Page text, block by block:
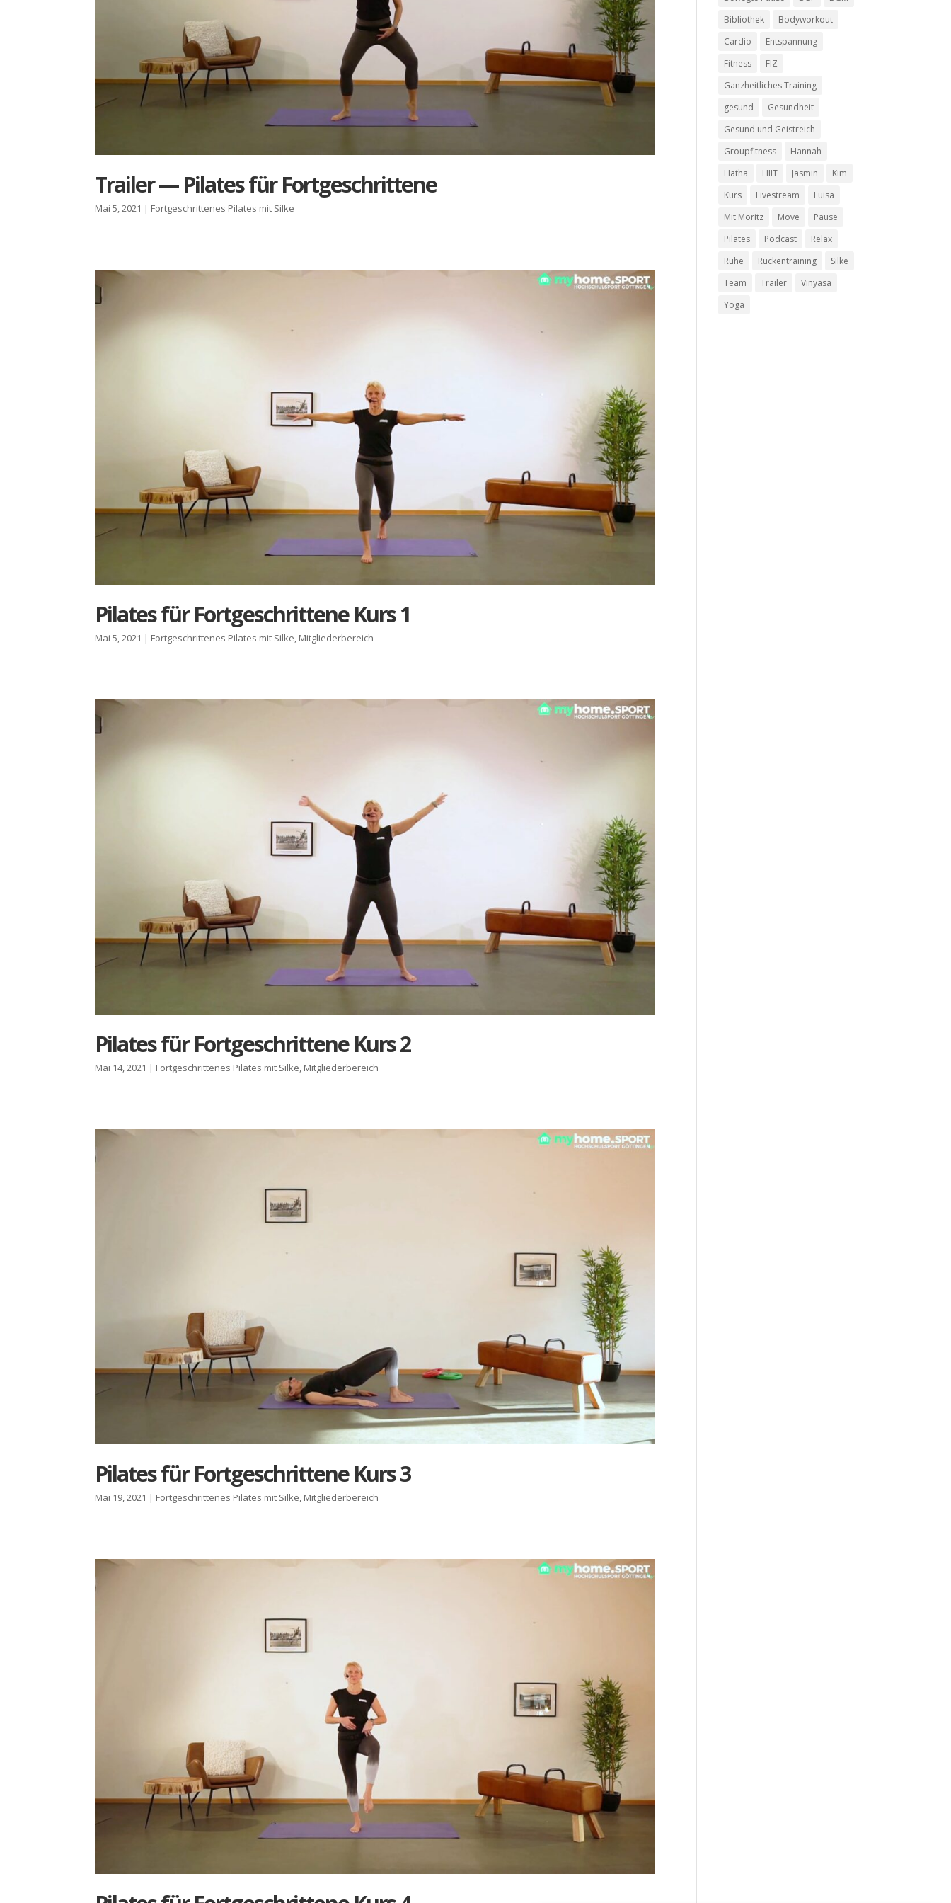
Trai­ler — Pila­tes für Fort­ge­schrit­te­ne
Mai 5, 2021 | Fortgeschrittenes Pilates mit Silke
Pila­tes für Fort­ge­schrit­te­ne Kurs 1
Mai 5, 2021 | Fortgeschrittenes Pilates mit Silke, Mitgliederbereich
Pila­tes für Fort­ge­schrit­te­ne Kurs 2
Mai 14, 2021 | Fortgeschrittenes Pilates mit Silke, Mitgliederbereich
Pila­tes für Fort­ge­schrit­te­ne Kurs 3
Mai 19, 2021 | Fortgeschrittenes Pilates mit Silke, Mitgliederbereich
Bibliothek
Bodyworkout
Cardio
Entspannung
Fitness
FIZ
Ganzheitliches Training
gesund
Gesundheit
Gesund und Geistreich
Groupfitness
Hannah
Hatha
HIIT Jasmin
Kim
Kurs
Livestream
Luisa
Mit Moritz
Move
Pause
Pilates
Podcast
Relax
Ruhe
Rückentraining
Silke
Team
Trailer
Vinyasa
Yoga